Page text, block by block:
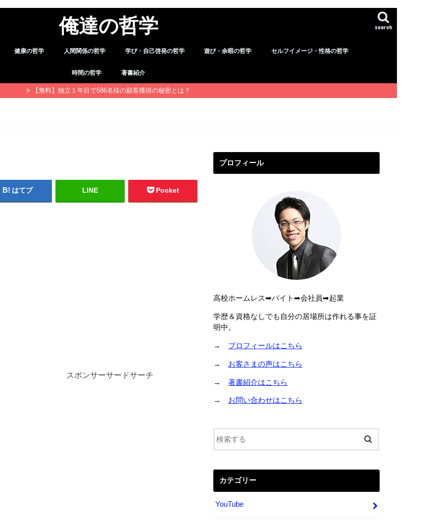
俺達の哲学 search
健康の哲学 人間関係の哲学
職場・仕事
学び・自己啓発の哲学
習慣
遊び・余暇の哲学 セルフイメージ・性格の哲学
時間の哲学 著書紹介
【無料】独立１年目で586名様の顧客獲得の秘密とは？
はてブ LINE Pocket
スポンサーサードサーチ
プロフィール
高校ホームレス➡︎バイト➡︎会社員➡︎起業
学歴＆資格なしでも自分の居場所は作れる事を証
明中。
→ プロフィールはこちら
→ お客さまの声はこちら
→ 著書紹介はこちら
→ お問い合わせはこちら
カテゴリー
YouTube